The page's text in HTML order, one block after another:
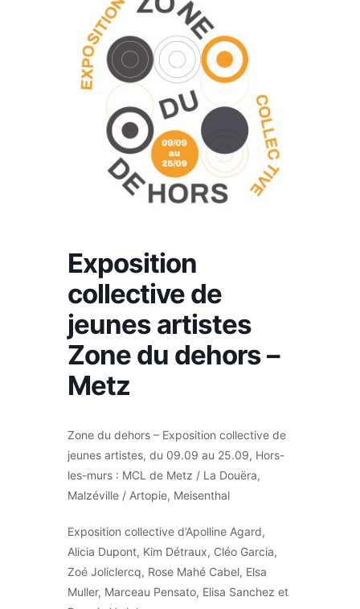
Exposition
collective de
jeunes artistes
Zone du dehors –
Metz
Zone du dehors – Exposition collective de
jeunes artistes, du 09.09 au 25.09, Hors-
les-murs : MCL de Metz / La Douëra,
Malzéville / Artopie, Meisenthal
Exposition collective d’Apolline Agard,
Alicia Dupont, Kim Détraux, Cléo Garcia,
Zoé Joliclercq, Rose Mahé Cabel, Elsa
Muller, Marceau Pensato, Elisa Sanchez et